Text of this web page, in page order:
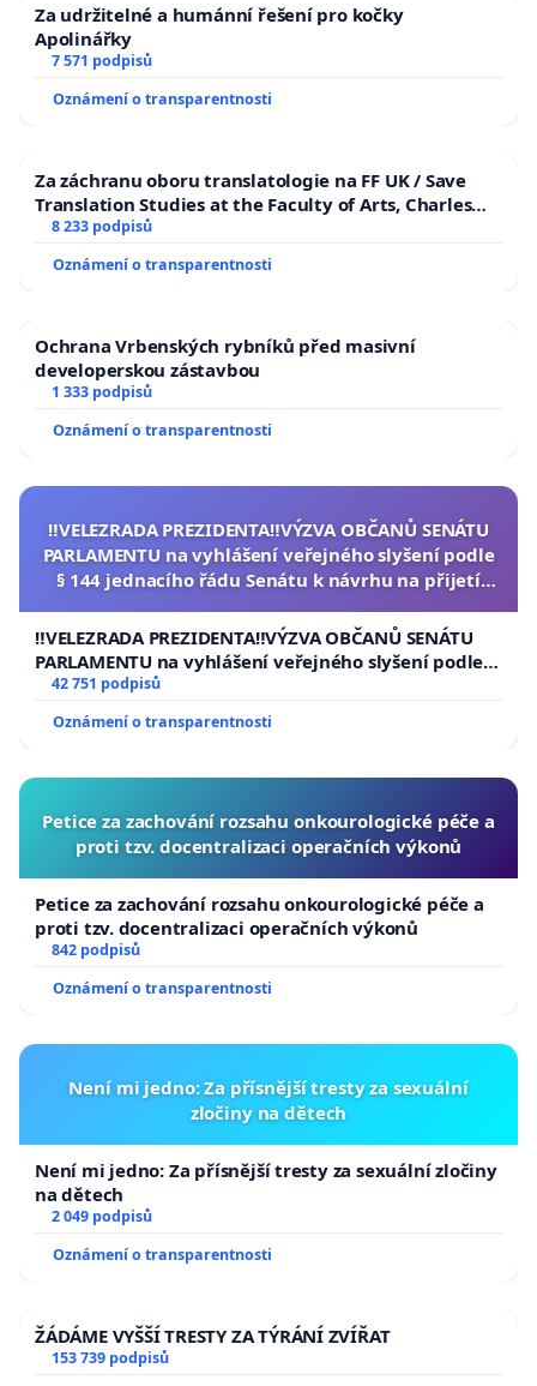
Za udržitelné a humánní řešení pro kočky
Apolinářky
7 571 podpisů
Oznámení o transparentnosti
Za záchranu oboru translatologie na FF UK / Save
Translation Studies at the Faculty of Arts, Charles
University
8 233 podpisů
Oznámení o transparentnosti
Ochrana Vrbenských rybníků před masivní
developerskou zástavbou
1 333 podpisů
Oznámení o transparentnosti
‼️VELEZRADA PREZIDENTA‼️VÝZVA OBČANŮ SENÁTU
PARLAMENTU na vyhlášení veřejného slyšení podle
§ 144 jednacího řádu Senátu k návrhu na přijetí
republiky
‼️VELEZRADA PREZIDENTA‼️VÝZVA OBČANŮ SENÁTU
PARLAMENTU na vyhlášení veřejného slyšení podle §
144 jednacího řádu Senátu k návrhu na přijetí
republiky
42 751 podpisů
Oznámení o transparentnosti
Petice za zachování rozsahu onkourologické péče a
proti tzv. docentralizaci operačních výkonů
Petice za zachování rozsahu onkourologické péče a
proti tzv. docentralizaci operačních výkonů
842 podpisů
Oznámení o transparentnosti
Není mi jedno: Za přísnější tresty za sexuální
zločiny na dětech
Není mi jedno: Za přísnější tresty za sexuální zločiny
na dětech
2 049 podpisů
Oznámení o transparentnosti
ŽÁDÁME VYŠŠÍ TRESTY ZA TÝRÁNÍ ZVÍŘAT
153 739 podpisů